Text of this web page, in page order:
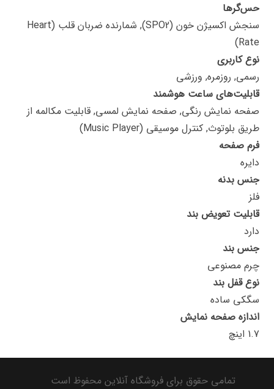
حس‌گرها
سنجش اکسیژن خون (SPO2), شمارنده ضربان قلب (Heart
Rate)
نوع کاربری
رسمی, روزمره, ورزشی
قابلیت‌های ساعت هوشمند
صفحه نمایش رنگی, صفحه نمایش لمسی, قابلیت مکالمه از
طریق بلوتوث, کنترل موسیقی (Music Player)
فرم صفحه
دایره
جنس بدنه
فلز
قابلیت تعویض بند
دارد
جنس بند
چرم مصنوعی
نوع قفل بند
سگکی ساده
اندازه صفحه نمایش
1.7 اینچ
تمامی حقوق برای فروشگاه آنلاین محفوظ است